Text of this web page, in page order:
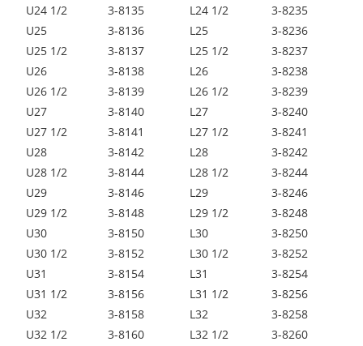
U24 1/2
U25
U25 1/2
U26
U26 1/2
U27
U27 1/2
U28
U28 1/2
U29
U29 1/2
U30
U30 1/2
U31
U31 1/2
U32
U32 1/2
3-8135
3-8136
3-8137
3-8138
3-8139
3-8140
3-8141
3-8142
3-8144
3-8146
3-8148
3-8150
3-8152
3-8154
3-8156
3-8158
3-8160
L24 1/2
L25
L25 1/2
L26
L26 1/2
L27
L27 1/2
L28
L28 1/2
L29
L29 1/2
L30
L30 1/2
L31
L31 1/2
L32
L32 1/2
3-8235
3-8236
3-8237
3-8238
3-8239
3-8240
3-8241
3-8242
3-8244
3-8246
3-8248
3-8250
3-8252
3-8254
3-8256
3-8258
3-8260